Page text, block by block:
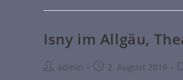
Isny im Allgäu,
admin 2. August 2019